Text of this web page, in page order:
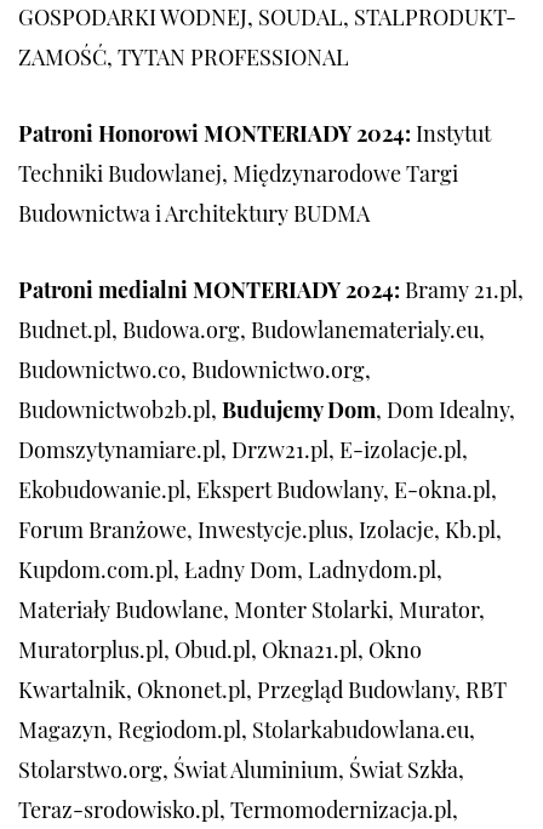
GOSPODARKI WODNEJ, SOUDAL, STALPRODUKT-
ZAMOŚĆ, TYTAN PROFESSIONAL
Patroni Honorowi MONTERIADY 2024: Instytut
Techniki Budowlanej, Międzynarodowe Targi
Budownictwa i Architektury BUDMA
Patroni medialni MONTERIADY 2024: Bramy 21.pl,
Budnet.pl, Budowa.org, Budowlanematerialy.eu,
Budownictwo.co, Budownictwo.org,
Budownictwob2b.pl, Budujemy Dom, Dom Idealny,
Domszytynamiare.pl, Drzw21.pl, E-izolacje.pl,
Ekobudowanie.pl, Ekspert Budowlany, E-okna.pl,
Forum Branżowe, Inwestycje.plus, Izolacje, Kb.pl,
Kupdom.com.pl, Ładny Dom, Ladnydom.pl,
Materiały Budowlane, Monter Stolarki, Murator,
Muratorplus.pl, Obud.pl, Okna21.pl, Okno
Kwartalnik, Oknonet.pl, Przegląd Budowlany, RBT
Magazyn, Regiodom.pl, Stolarkabudowlana.eu,
Stolarstwo.org, Świat Aluminium, Świat Szkła,
Teraz-srodowisko.pl, Termomodernizacja.pl,